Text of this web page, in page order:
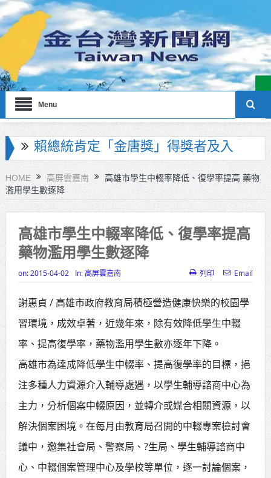
Menu
海巡署南部分署主官大換血 蔡順元
勉提升巡防戰力
北市鮮奶週報再升級！8月31日補助
擴大至國中生
雙北合作里程碑！萬大線動態測試
侯友宜蔣萬安攜手視察
北形象館亮相
打鐵厝北側產業園區產業設施公共
高雄「三民運動中心」市長陳其
邁、運動部長李洋各界貴賓共同揭幕
高雄東照山關帝廟全國國中小學書
法比賽 圓滿落幕
賴清德總統主持將官晉任 期勉精進
HOME 高屏雲嘉南
高雄市學生中輟率降低、復學率提高 藥物
濫用學生數逐降
高雄市學生中輟率降低、復學率提高
藥物濫用學生數逐降
on: 2015-04-02 In:高屏雲嘉南 列印 Email
謝惠貞 / 高雄市政府教育局積極營造健康快樂的校園學
習環境，成效卓著，近幾年來，除有效降低學生中輟
率、提高復學率，藥物濫用學生數亦逐年下降。
高雄市為達成降低學生中輟率、提高復學率的目標，挹
注多種人力資源介入輔導處遇，以學生輔導諮商中心為
主力，分析個案中輟原因，並轉介或媒合相關資源，以
解決個案困境。在每月由教育局召開的中輟專案檢討會
議中，邀集社會局、警察局、?生局、學生輔導諮商中
心、中輟個案管理中心及學校等單位，逐一討論個案，